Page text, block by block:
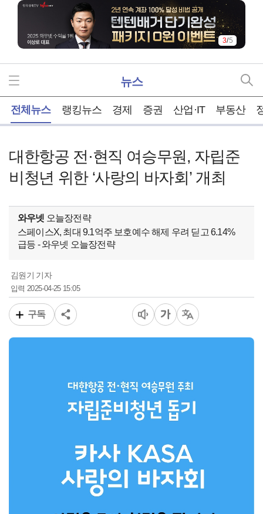
3/5
뉴스
전체뉴스 랭킹뉴스 경제 증권 산업·IT 부동산
대한항공 전·현직 여승무원, 자립준
비청년 위한 ‘사랑의 바자회’ 개최
와우넷 오늘장전략
스페이스X, 최대 9.1억주 보호예수 해제 우려 딛고 6.14%
급등 - 와우넷 오늘장전략
김원기 기자
입력2025-04-25 15:05
구독